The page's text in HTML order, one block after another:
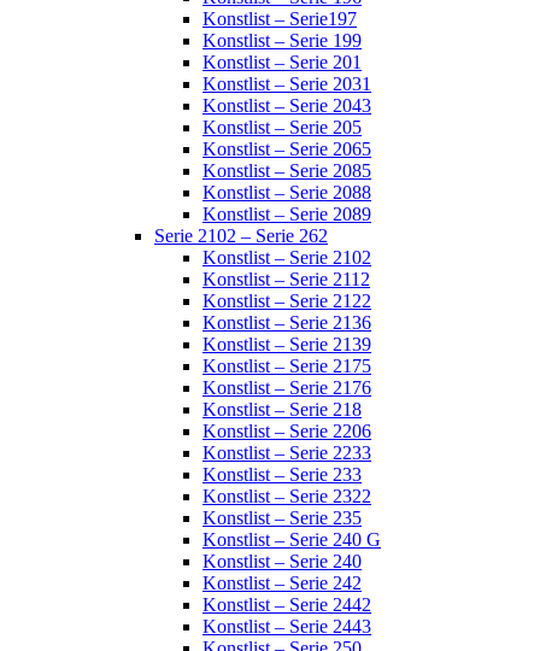
Konstlist – Serie197
Konstlist – Serie 199
Konstlist – Serie 201
Konstlist – Serie 2031
Konstlist – Serie 2043
Konstlist – Serie 205
Konstlist – Serie 2065
Konstlist – Serie 2085
Konstlist – Serie 2088
Konstlist – Serie 2089
Serie 2102 – Serie 262
Konstlist – Serie 2102
Konstlist – Serie 2112
Konstlist – Serie 2122
Konstlist – Serie 2136
Konstlist – Serie 2139
Konstlist – Serie 2175
Konstlist – Serie 2176
Konstlist – Serie 218
Konstlist – Serie 2206
Konstlist – Serie 2233
Konstlist – Serie 233
Konstlist – Serie 2322
Konstlist – Serie 235
Konstlist – Serie 240 G
Konstlist – Serie 240
Konstlist – Serie 242
Konstlist – Serie 2442
Konstlist – Serie 2443